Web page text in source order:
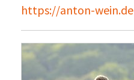
https://anton-wein.de